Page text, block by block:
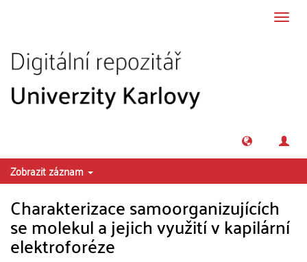
Zobrazit záznam
Charakterizace samoorganizujících
se molekul a jejich využití v kapilární
elektroforéze